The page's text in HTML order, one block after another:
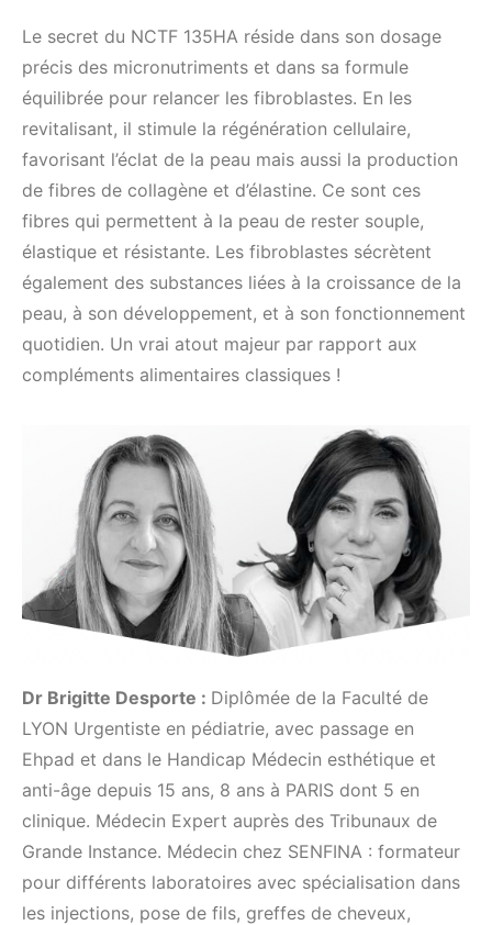
Le secret du NCTF 135HA réside dans son dosage
précis des micronutriments et dans sa formule
équilibrée pour relancer les fibroblastes. En les
revitalisant, il stimule la régénération cellulaire,
favorisant l’éclat de la peau mais aussi la production
de fibres de collagène et d’élastine. Ce sont ces
fibres qui permettent à la peau de rester souple,
élastique et résistante. Les fibroblastes sécrètent
également des substances liées à la croissance de la
peau, à son développement, et à son fonctionnement
quotidien. Un vrai atout majeur par rapport aux
compléments alimentaires classiques !
Dr Brigitte Desporte : Diplômée de la Faculté de
LYON Urgentiste en pédiatrie, avec passage en
Ehpad et dans le Handicap Médecin esthétique et
anti-âge depuis 15 ans, 8 ans à PARIS dont 5 en
clinique. Médecin Expert auprès des Tribunaux de
Grande Instance. Médecin chez SENFINA : formateur
pour différents laboratoires avec spécialisation dans
les injections, pose de fils, greffes de cheveux,